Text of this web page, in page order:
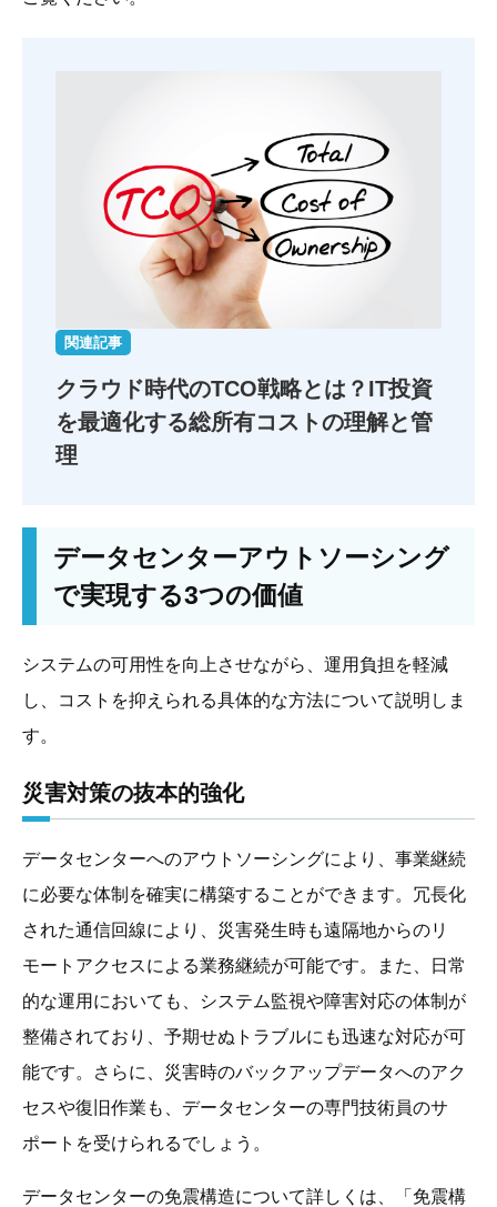
関連記事
クラウド時代のTCO戦略とは？ IT投資
を最適化する総所有コストの理解と管
理
データセンターアウトソーシング
で実現する3つの価値
システムの可用性を向上させながら、運用負担を軽減
し、コストを抑えられる具体的な方法について説明しま
す。
災害対策の抜本的強化
データセンターへのアウトソーシングにより、事業継続
に必要な体制を確実に構築することができます。冗長化
された通信回線により、災害発生時も遠隔地からのリ
モートアクセスによる業務継続が可能です。また、日常
的な運用においても、システム監視や障害対応の体制が
整備されており、予期せぬトラブルにも迅速な対応が可
能です。さらに、災害時のバックアップデータへのアク
セスや復旧作業も、データセンターの専門技術員のサ
ポートを受けられるでしょう。
データセンターの免震構造について詳しくは、「免震構